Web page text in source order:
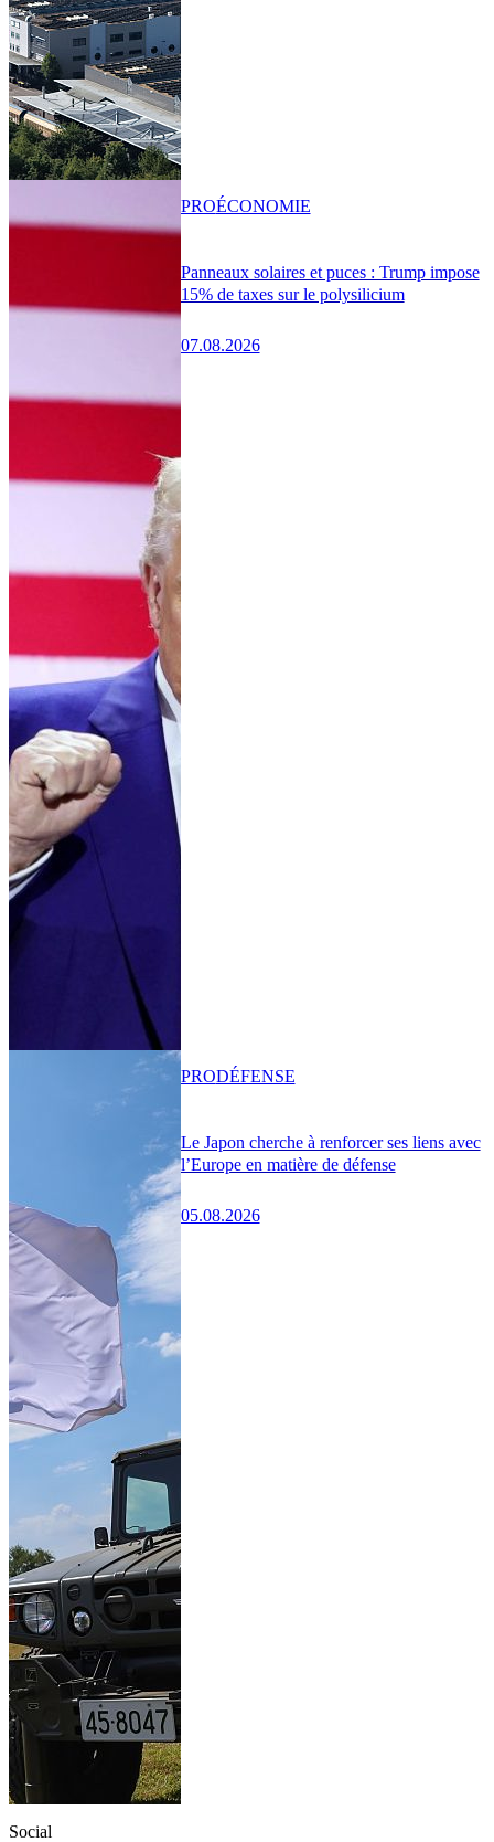
Panneaux solaires et puces : Trump impose
15% de taxes sur le polysilicium
07.08.2026
PROÉCONOMIE
Le Japon cherche à renforcer ses liens avec
l’Europe en matière de défense
05.08.2026
PRODÉFENSE
Social